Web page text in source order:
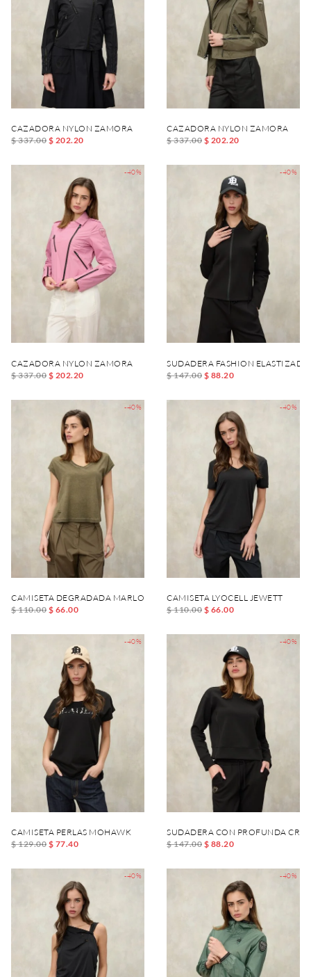
CAZADORA NYLON ZAMORA
$ 337.00 $ 202.20
CAZADORA NYLON ZAMORA
$ 337.00 $ 202.20
-40%
CAZADORA NYLON ZAMORA
$ 337.00 $ 202.20
-40%
SUDADERA FASHION ELASTIZADA
$ 147.00 $ 88.20
-40%
CAMISETA DEGRADADA MARLOWE
$ 110.00 $ 66.00
-40%
CAMISETA LYOCELL JEWETT
$ 110.00 $ 66.00
-40%
CAMISETA PERLAS MOHAWK
$ 129.00 $ 77.40
-40%
SUDADERA CON PROFUNDA
$ 147.00 $ 88.20
-40% -40%